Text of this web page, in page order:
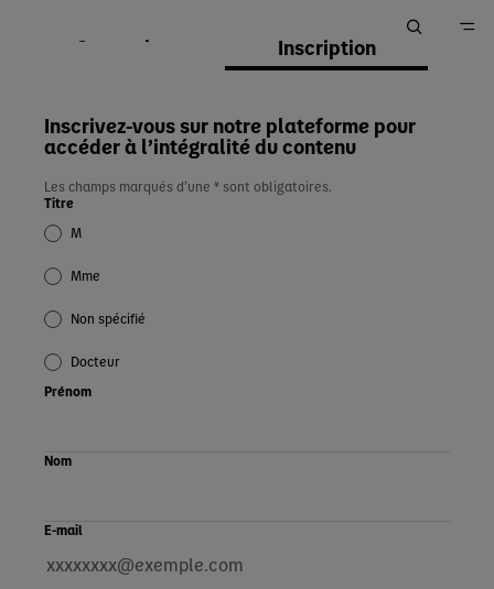
Connexion Inscription
Inscrivez-vous sur notre plateforme pour
accéder à l’intégralité du contenu
Les champs marqués d’une * sont obligatoires.
Titre
M
Mme
Non spécifié
Docteur
Prénom
Nom
E-mail